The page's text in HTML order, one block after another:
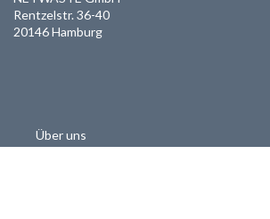
Rentzelstr. 36-40
20146 Hamburg
Über uns